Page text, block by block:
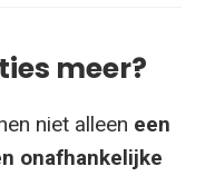
meer?
niet alleen een
onafhankelijke